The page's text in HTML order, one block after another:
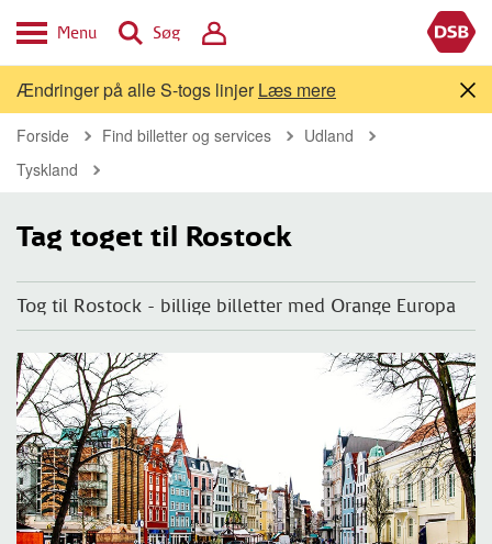
Menu Søg
Ændringer på alle S-togs linjerLæs mere
Forside Find billetter og services
Udland
Tyskland
Tag toget til Rostock
Tog til Rostock - billige billetter med Orange Europa